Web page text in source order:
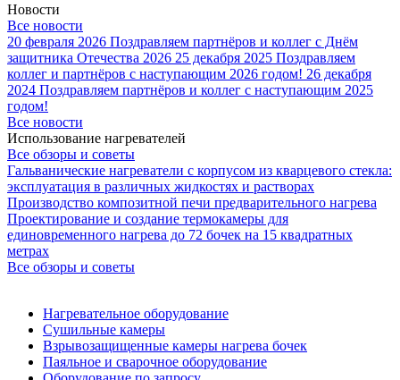
Новости
Все новости
20 февраля 2026 Поздравляем партнёров и коллег с Днём
защитника Отечества 2026 25 декабря 2025 Поздравляем
коллег и партнёров с наступающим 2026 годом! 26 декабря
2024 Поздравляем партнёров и коллег с наступающим 2025
годом!
Все новости
Использование нагревателей
Все обзоры и советы
Гальванические нагреватели с корпусом из кварцевого стекла:
эксплуатация в различных жидкостях и растворах
Производство композитной печи предварительного нагрева
Проектирование и создание термокамеры для
единовременного нагрева до 72 бочек на 15 квадратных
метрах
Все обзоры и советы
Нагревательное оборудование
Сушильные камеры
Взрывозащищенные камеры нагрева бочек
Паяльное и сварочное оборудование